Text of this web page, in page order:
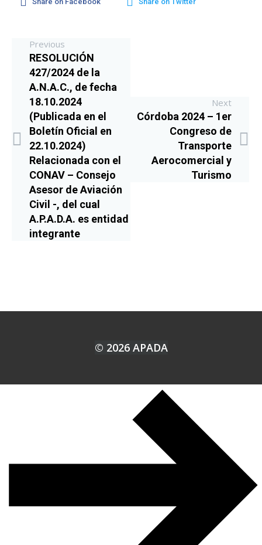
Previous
RESOLUCIÓN
427/2024 de la
A.N.A.C., de fecha
18.10.2024
(Publicada en el
Boletín Oficial en
22.10.2024)
Relacionada con el
CONAV – Consejo
Asesor de Aviación
Civil -, del cual
A.P.A.D.A. es entidad
integrante
Next
Córdoba 2024 – 1er
Congreso de
Transporte
Aerocomercial y
Turismo
© 2026 APADA